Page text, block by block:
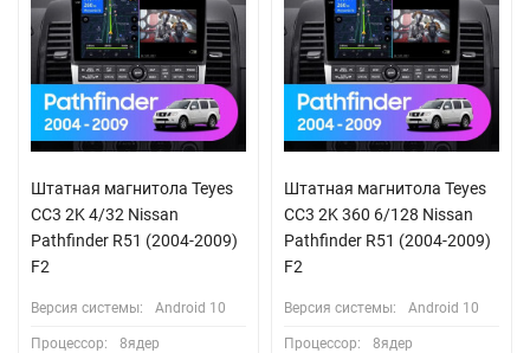
Штатная магнитола Teyes
CC3 2K 4/32 Nissan
Pathfinder R51 (2004-2009)
F2
Версия системы: Android 10
Процессор: 8ядер
Штатная магнитола Teyes
CC3 2K 360 6/128 Nissan
Pathfinder R51 (2004-2009)
F2
Версия системы: Android 10
Процессор: 8ядер